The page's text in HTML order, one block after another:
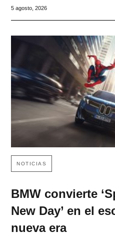
5 agosto, 2026
NOTICIAS
BMW convierte
New Day’ en el
nueva era